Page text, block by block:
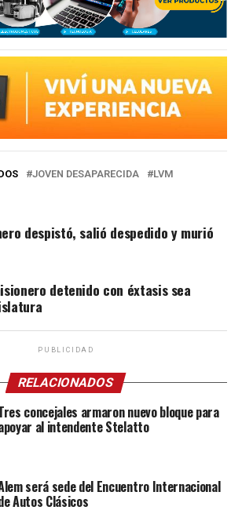
JOVEN DESAPARECIDA
LVM
despistó, salió despedido y murió
detenido con éxtasis sea
PUBLICIDAD
RELACIONADOS
concejales armaron nuevo bloque para
al intendente Stelatto
será sede del Encuentro Internacional
Autos Clásicos